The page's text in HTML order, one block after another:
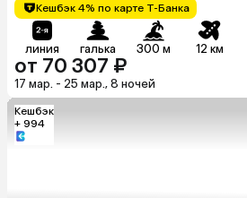
Кешбэк 4% по карте Т-Банка
линия галька 300 м 12 км
от 70 307 ₽
17 мар. - 25 мар., 8 ночей
Кешбэк
+ 994